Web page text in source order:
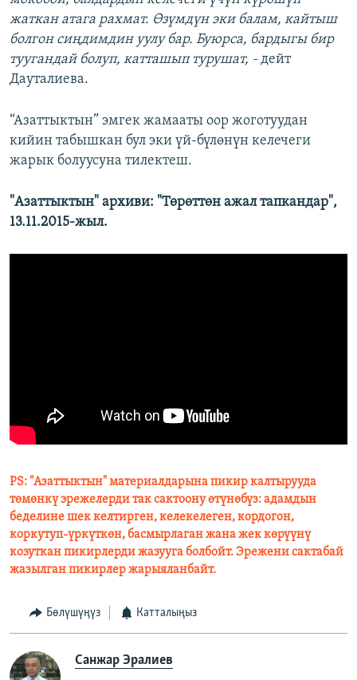
жаткан атага рахмат. Өзүмдүн эки балам, кайтыш
болгон сиңдимдин уулу бар. Буюрса, бардыгы бир
туугандай болуп, катташып турушат, - дейт
Дауталиева.
“Азаттыктын” эмгек жамааты оор жоготуудан
кийин табышкан бул эки үй-бүлөнүн келечеги
жарык болуусуна тилектеш.
"Азаттыктын" архиви: "Төрөттөн ажал тапкандар",
13.11.2015-жыл.
PS: "Азаттыктын" материалдарына пикир калтырууда
төмөнкү эрежелерди так сактоону өтүнөбүз: адамдын
беделине шек келтирген, келекелеген, кордогон,
коркутуп-үркүткөн, басмырлаган жана жек көрүүнү
козуткан пикирлерди жазууга болбойт. Эрежени сактабай
жазылган пикирлер жарыяланбайт.
Бөлүшүңүз Катталыңыз
Санжар Эралиев